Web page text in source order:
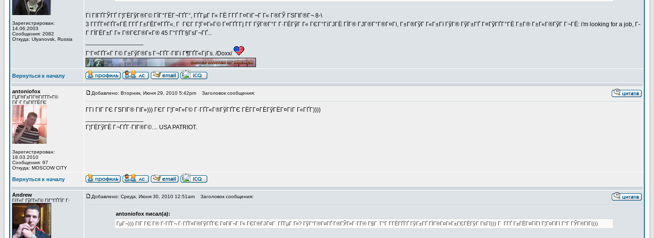
Зарегистрирован:
14.06.2003
Сообщения: 2082
Откуда: Ulyanovsk, Russia
Гї ГІГҐГЎГҐ Г¦ГЁГўГ®Г© ГЇГ°ГЁГ¬ГҐГ°, ГҐГµГ Г« ГЁ Г­ГҐ Г¤ГіГ¬Г Г« Г®ГЎ ГЅГІГ®Г¬ 8-\
3 Г­ГҐГ¤ГҐГ«ГЁ Г­ГҐ Г±ГЁГ¤ГҐГ«, Г ГЄГ Г¦Г¤Г»Г© Г¤ГҐГ­Гј Г­Г ГўГ®Г°Г Г·ГЁГўГ Г« ГЄГ°ГіГЈГЁ ГЇГ® ГЈГ®Г°Г®Г¤Гі, Г±Г®ГўГ Г«Г±Гї ГўГ® ГўГ±ГҐ Г¤ГўГҐГ°ГЁ Г±Г® Г±Г«Г®ГўГ Г¬ГЁ: i'm looking for a job, Г­
Г ГЇГЁГ±Г Г« Г®ГЄГ®Г«Г® 45 Г°ГҐГ§ГѕГ¬ГҐ...
Г‘Г¤ГҐГ«Г Г© Г±ГўГ®Гѕ Г¬ГҐГ·ГІГі Г¶ГҐГ«ГјГѕ. /Doxx/
Вернуться к началу
antoniofox
ГЏГ®Г±ГІГ®ГїГ­Г­Г»Г©
ГіГ·Г Г±ГІГ­ГЁГЄ
Зарегистрирован:
18.03.2010
Сообщения: 97
Откуда: MOSCOW CITY
Добавлено: Вторник, Июня 29, 2010 5:42pm Заголовок сообщения:
Г­Гі ГІГ ГЄ ГЅГІГ® ГІГ»))) ГЄГ Г¦Г¤Г»Г© Г·ГҐГ«Г®ГўГҐГЄ ГЁГ­Г¤ГЁГўГЁГ¤ГіГ Г«ГҐГ­))))
Г¦ГЁГўГЁ Г¬ГҐГ·ГІГ®Г©.... USA PATRIOT.
Вернуться к началу
Andrew
ГѓГ«Г ГўГ­Г»Г© ГІГ°ГҐГЇГ Г·
Добавлено: Среда, Июня 30, 2010 12:51am Заголовок сообщения:
antoniofox писал(а):
ГµГ¬))) ГІГ ГЄ Г® Г·ГҐГ¬ Г·ГҐГ«Г®ГўГҐГЄ Г¤ГіГ¬Г Г« ГЄГ®ГЈГ¤Г ГҐГµГ Г«? ГўГ°Г®Г¤ГҐ Г®ГЎГ»Г·Г­Г® Г§Г Г°Г Г­ГЁГҐГҐ ГўГ±ГҐ ГЇГ®Г¤Г»Г±ГЄГЁГўГ ГѕГІ))) Г Г­ГҐ Г±ГЁГ¤ГїГІ Г¦Г¤ГіГІ Г°Г ГЎГ®ГІГі)))